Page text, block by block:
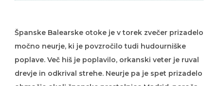
Španske Balearske otoke je v torek zvečer prizadelo
močno neurje, ki je povzročilo tudi hudourniške
poplave. Več hiš je poplavilo, orkanski veter je ruval
drevje in odkrival strehe. Neurje pa je spet prizadelo